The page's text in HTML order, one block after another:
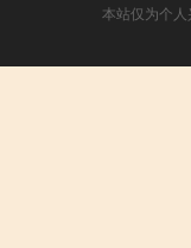
本站仅为个